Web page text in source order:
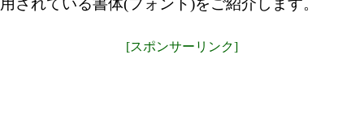
用されている書体(フォント)をご紹介します。
[スポンサーリンク]